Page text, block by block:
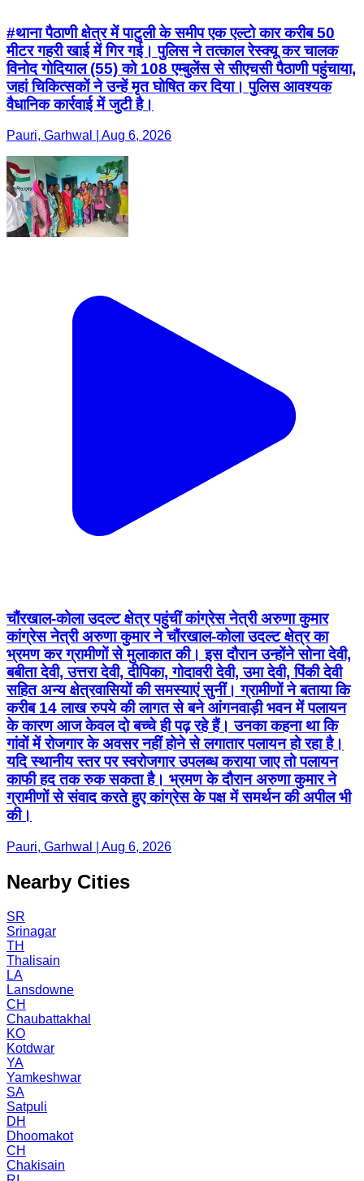
#थाना पैठाणी क्षेत्र में पाटुली के समीप एक एल्टो कार करीब 50
मीटर गहरी खाई में गिर गई। पुलिस ने तत्काल रेस्क्यू कर चालक
विनोद गोदियाल (55) को 108 एम्बुलेंस से सीएचसी पैठाणी पहुंचाया,
जहां चिकित्सकों ने उन्हें मृत घोषित कर दिया। पुलिस आवश्यक
वैधानिक कार्रवाई में जुटी है।
Pauri, Garhwal | Aug 6, 2026
चौंरखाल-कोला उदल्ट क्षेत्र पहुंचीं कांग्रेस नेत्री अरुणा कुमार
कांग्रेस नेत्री अरुणा कुमार ने चौंरखाल-कोला उदल्ट क्षेत्र का
भ्रमण कर ग्रामीणों से मुलाकात की। इस दौरान उन्होंने सोना देवी,
बबीता देवी, उत्तरा देवी, दीपिका, गोदावरी देवी, उमा देवी, पिंकी देवी
सहित अन्य क्षेत्रवासियों की समस्याएं सुनीं। ग्रामीणों ने बताया कि
करीब 14 लाख रुपये की लागत से बने आंगनवाड़ी भवन में पलायन
के कारण आज केवल दो बच्चे ही पढ़ रहे हैं। उनका कहना था कि
गांवों में रोजगार के अवसर नहीं होने से लगातार पलायन हो रहा है।
यदि स्थानीय स्तर पर स्वरोजगार उपलब्ध कराया जाए तो पलायन
काफी हद तक रुक सकता है। भ्रमण के दौरान अरुणा कुमार ने
ग्रामीणों से संवाद करते हुए कांग्रेस के पक्ष में समर्थन की अपील भी
की।
Pauri, Garhwal | Aug 6, 2026
Nearby Cities
SR
Srinagar
TH
Thalisain
LA
Lansdowne
CH
Chaubattakhal
KO
Kotdwar
YA
Yamkeshwar
SA
Satpuli
DH
Dhoomakot
CH
Chakisain